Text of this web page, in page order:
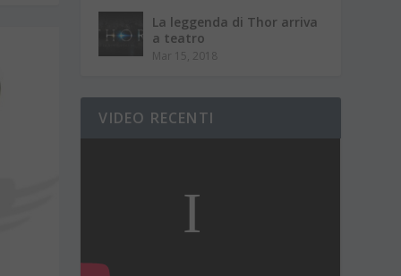
La leggenda di Thor arriva
a teatro
Mar 15, 2018
VIDEO RECENTI